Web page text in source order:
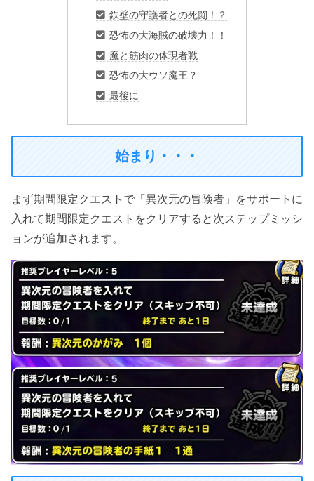
鉄壁の守護者との死闘！？
恐怖の大海賊の破壊力！！
魔と筋肉の体現者戦
恐怖の大ウソ魔王？
最後に
始まり・・・
まず期間限定クエストで「異次元の冒険者」をサポートに
入れて期間限定クエストをクリアすると次ステップミッシ
ョンが追加されます。